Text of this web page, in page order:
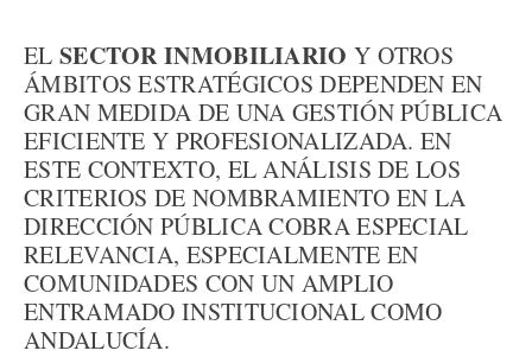
EL SECTOR INMOBILIARIO Y OTROS
ÁMBITOS ESTRATÉGICOS DEPENDEN EN
GRAN MEDIDA DE UNA GESTIÓN PÚBLICA
EFICIENTE Y PROFESIONALIZADA. EN
ESTE CONTEXTO, EL ANÁLISIS DE LOS
CRITERIOS DE NOMBRAMIENTO EN LA
DIRECCIÓN PÚBLICA COBRA ESPECIAL
RELEVANCIA, ESPECIALMENTE EN
COMUNIDADES CON UN AMPLIO
ENTRAMADO INSTITUCIONAL COMO
ANDALUCÍA.